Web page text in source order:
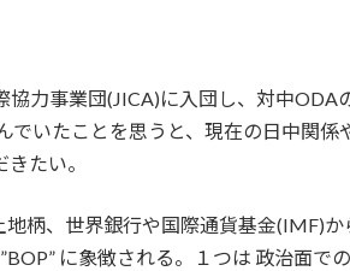
力事業団(JICA)に入団し、対中ODA
いたことを思うと、現在の日中関係
たい。
柄、世界銀行や国際通貨基金(IMF)
に象徴される。１つは 政治面での